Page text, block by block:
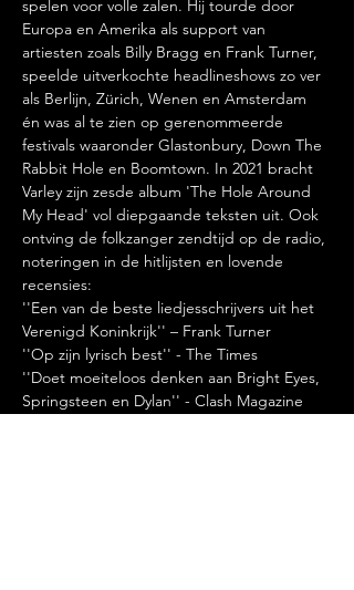
spelen voor volle zalen. Hij tourde door
Europa en Amerika als support van
artiesten zoals Billy Bragg en Frank Turner,
speelde uitverkochte headlineshows zo ver
als Berlijn, Zürich, Wenen en Amsterdam
én was al te zien op gerenommeerde
festivals waaronder Glastonbury, Down The
Rabbit Hole en Boomtown. In 2021 bracht
Varley zijn zesde album 'The Hole Around
My Head' vol diepgaande teksten uit. Ook
ontving de folkzanger zendtijd op de radio,
noteringen in de hitlijsten en lovende
recensies:
''Een van de beste liedjesschrijvers uit het
Verenigd Koninkrijk'' – Frank Turner
''Op zijn lyrisch best'' - The Times
''Doet moeiteloos denken aan Bright Eyes,
Springsteen en Dylan'' - Clash Magazine